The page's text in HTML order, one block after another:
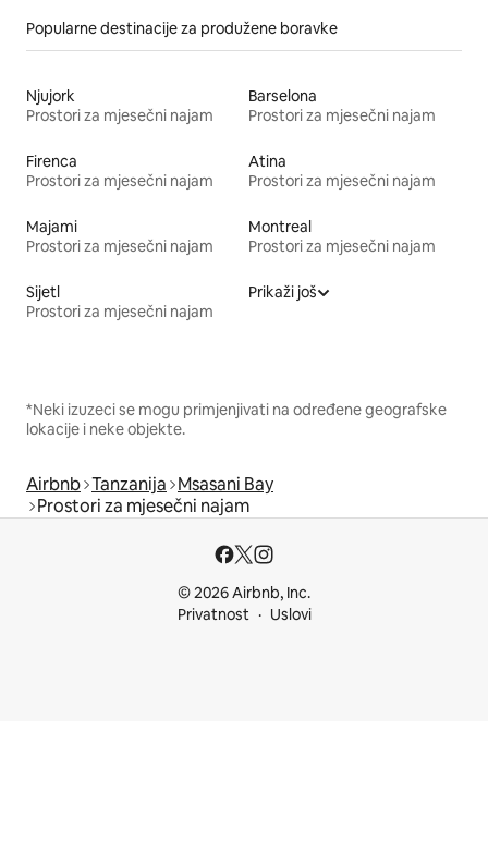
Popularne destinacije za produžene boravke
Njujork
Prostori za mjesečni najam
Barselona
Prostori za mjesečni najam
Firenca
Prostori za mjesečni najam
Atina
Prostori za mjesečni najam
Majami
Prostori za mjesečni najam
Montreal
Prostori za mjesečni najam
Sijetl
Prostori za mjesečni najam
Prikaži još
*Neki izuzeci se mogu primjenjivati na određene geografske
lokacije i neke objekte.
Airbnb Tanzanija Msasani Bay
Prostori za mjesečni najam
© 2026 Airbnb, Inc.
Privatnost
Uslovi